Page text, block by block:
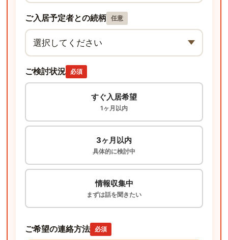
ご入居予定者との続柄 任意
ご検討状況 必須
すぐ入居希望
1ヶ月以内
3ヶ月以内
具体的に検討中
情報収集中
まずは話を聞きたい
ご希望の連絡方法 必須